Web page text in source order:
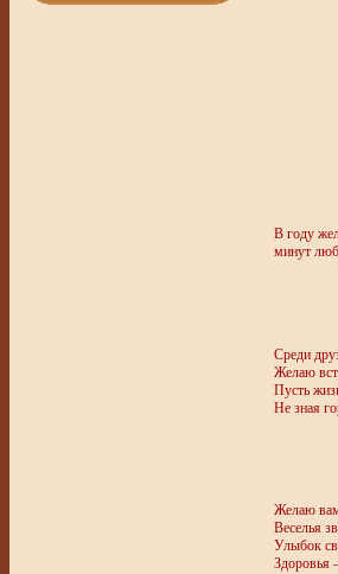
В году
минут
Среди
Желаю
Пусть
Не зная
Желаю
Веселья
Улыбок
Здоровья